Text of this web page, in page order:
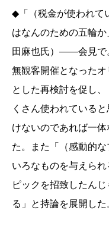
◆「（税金が使われて
はなんのための五輪
田麻也氏）――会見で
無観客開催となった
とした再検討を促し
くさん使われている
けないのであれば一
た。また「（感動的
いろなものを与えら
ピックを招致したん
る」と持論を展開した